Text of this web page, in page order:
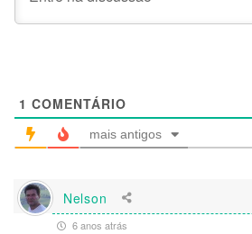
1 COMENTÁRIO
mais antigos
Nelson
6 anos atrás